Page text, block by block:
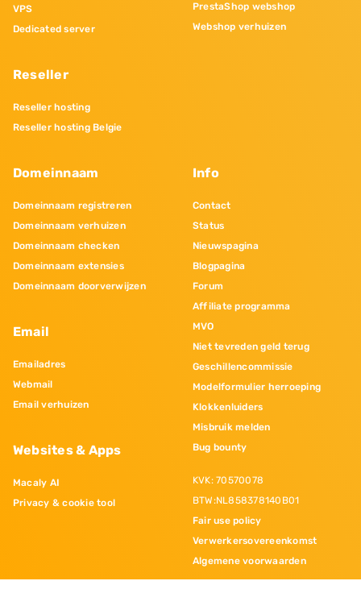
VPS
Dedicated server
Reseller
Reseller hosting
Reseller hosting Belgie
PrestaShop webshop
Webshop verhuizen
Domeinnaam
Domeinnaam registreren
Domeinnaam verhuizen
Domeinnaam checken
Domeinnaam extensies
Domeinnaam doorverwijzen
Email
Emailadres
Webmail
Email verhuizen
Websites & Apps
Macaly AI
Privacy & cookie tool
Info
Contact
Status
Nieuwspagina
Blogpagina
Forum
Affiliate programma
MVO
Niet tevreden geld terug
Geschillencommissie
Modelformulier herroeping
Klokkenluiders
Misbruik melden
Bug bounty
KVK: 70570078
BTW:NL858378140B01
Fair use policy
Verwerkersovereenkomst
Algemene voorwaarden